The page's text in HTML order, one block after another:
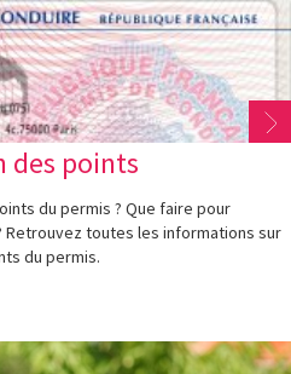
des points
du permis ? Que faire pour
toutes les informations sur
du permis.